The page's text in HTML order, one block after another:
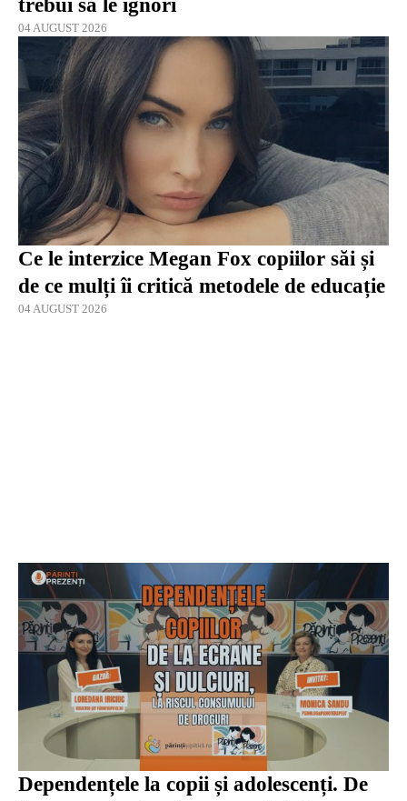
trebui să le ignori
04 AUGUST 2026
Ce le interzice Megan Fox copiilor săi și
de ce mulți îi critică metodele de educație
04 AUGUST 2026
Dependențele la copii și adolescenți. De